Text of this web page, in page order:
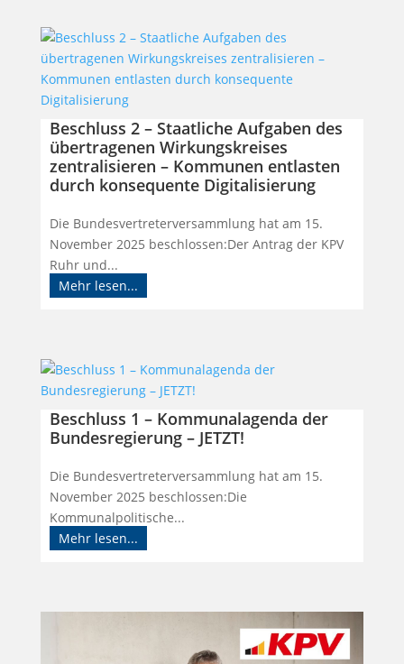
Beschluss 2 – Staatliche Aufgaben des
übertragenen Wirkungskreises
zentralisieren – Kommunen entlasten
durch konsequente Digitalisierung
Die Bundesvertreterversammlung hat am 15.
November 2025 beschlossen:Der Antrag der KPV
Ruhr und...
Mehr lesen...
Beschluss 1 – Kommunalagenda der
Bundesregierung – JETZT!
Die Bundesvertreterversammlung hat am 15.
November 2025 beschlossen:Die
Kommunalpolitische...
Mehr lesen...